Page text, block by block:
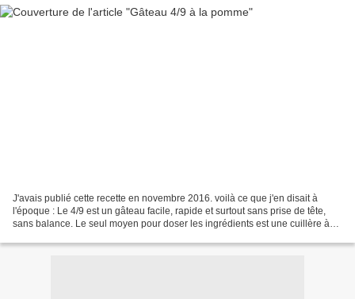
J'avais publié cette recette en novembre 2016. voilà ce que j'en disait à
l'époque : Le 4/9 est un gâteau facile, rapide et surtout sans prise de tête,
sans balance. Le seul moyen pour doser les ingrédients est une cuillère à